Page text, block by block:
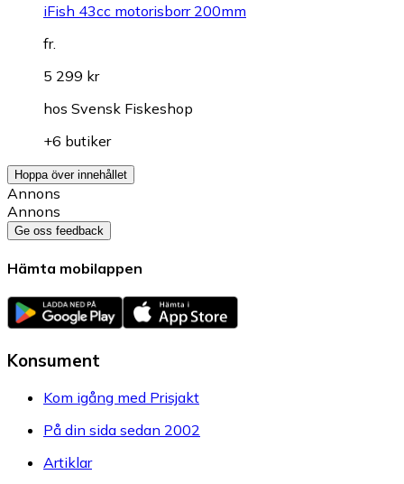
iFish 43cc motorisborr 200mm
fr.
5 299 kr
hos Svensk Fiskeshop
+6 butiker
Hoppa över innehållet
Annons
Annons
Ge oss feedback
Hämta mobilappen
Konsument
Kom igång med Prisjakt
På din sida sedan 2002
Artiklar